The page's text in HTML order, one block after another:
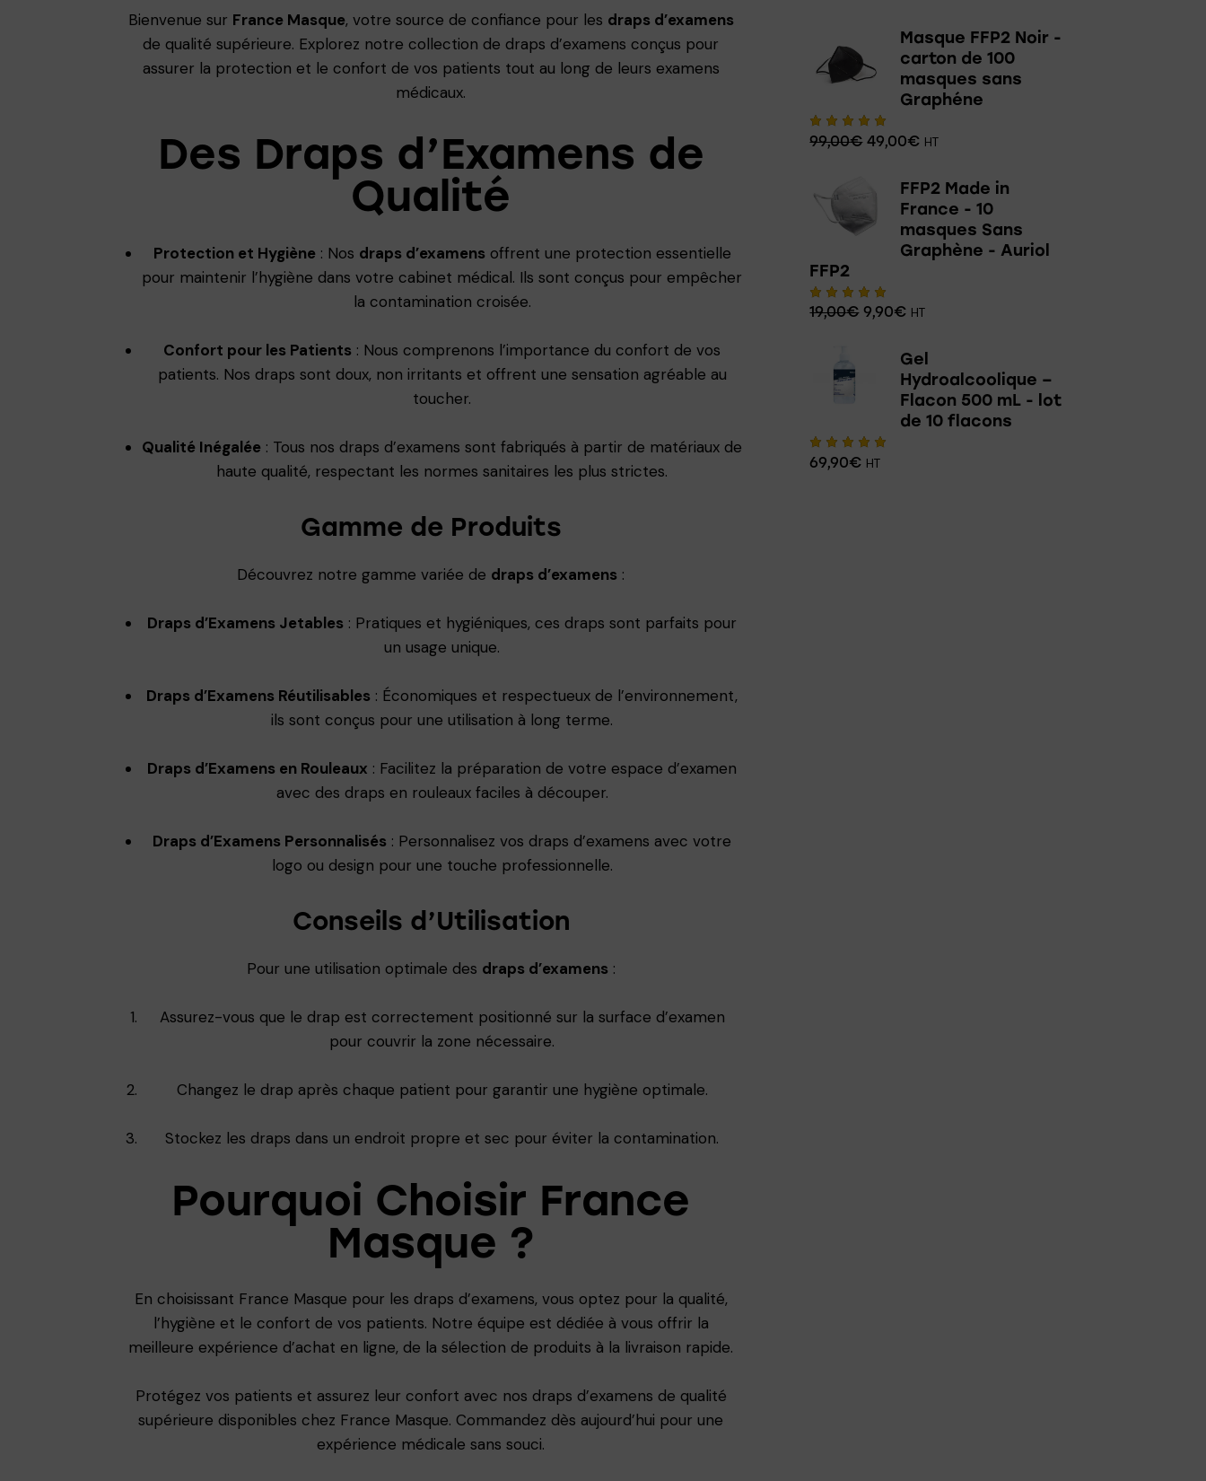
Bienvenue sur France Masque, votre source de confiance pour les draps d’examens
de qualité supérieure. Explorez notre collection de draps d’examens conçus pour
assurer la protection et le confort de vos patients tout au long de leurs examens
médicaux.
Des Draps d’Examens de
Qualité
Protection et Hygiène: Nos draps d’examens offrent une protection essentielle
pour maintenir l’hygiène dans votre cabinet médical. Ils sont conçus pour empêcher
la contamination croisée.
Confort pour les Patients : Nous comprenons l’importance du confort de vos
patients. Nos draps sont doux, non irritants et offrent une sensation agréable au
toucher.
Qualité Inégalée : Tous nos draps d’examens sont fabriqués à partir de matériaux de
haute qualité, respectant les normes sanitaires les plus strictes.
Gamme de Produits
Découvrez notre gamme variée de draps d’examens :
Draps d’Examens Jetables : Pratiques et hygiéniques, ces draps sont parfaits pour
un usage unique.
Draps d’Examens Réutilisables : Économiques et respectueux de l’environnement,
ils sont conçus pour une utilisation à long terme.
Draps d’Examens en Rouleaux : Facilitez la préparation de votre espace d’examen
avec des draps en rouleaux faciles à découper.
Draps d’Examens Personnalisés : Personnalisez vos draps d’examens avec votre
logo ou design pour une touche professionnelle.
Conseils d’Utilisation
Pour une utilisation optimale des draps d’examens :
Assurez-vous que le drap est correctement positionné sur la surface d’examen
pour couvrir la zone nécessaire.
Changez le drap après chaque patient pour garantir une hygiène optimale.
Stockez les draps dans un endroit propre et sec pour éviter la contamination.
Pourquoi Choisir France
Masque ?
En choisissant France Masque pour les draps d’examens, vous optez pour la qualité,
l’hygiène et le confort de vos patients. Notre équipe est dédiée à vous offrir la
meilleure expérience d’achat en ligne, de la sélection de produits à la livraison rapide.
Protégez vos patients et assurez leur confort avec nos draps d’examens de qualité
supérieure disponibles chez France Masque. Commandez dès aujourd’hui pour une
expérience médicale sans souci.
Masque FFP2 Noir -
carton de 100
masques sans
Graphéne
Note
5.00
99,00€ 49,00€ HT
FFP2 Made in
France - 10
masques Sans
Graphène - Auriol
FFP2
Note
5.00
19,00€ 9,90€ HT
Gel
Hydroalcoolique –
Flacon 500 mL - lot
de 10 flacons
Note
5.00
69,90€ HT